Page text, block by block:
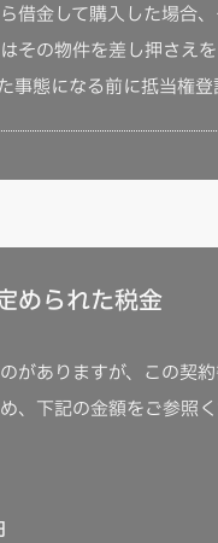
借金して購入した場合
その物件を差し押さえ
事態になる前に抵当権
められた税金
がありますが、この契
、下記の金額をご参